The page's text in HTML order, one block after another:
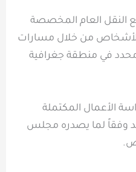
النقل العام المخصصة
للأشخاص من خلال مسارات
في منطقة جغرافية
الأعمال المكتملة
وفقاً لما يصدره مجلس